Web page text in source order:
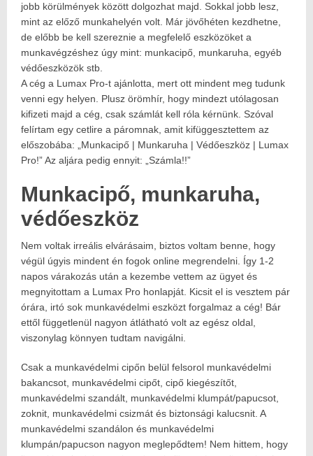
jobb körülmények között dolgozhat majd. Sokkal jobb lesz,
mint az előző munkahelyén volt. Már jövőhéten kezdhetne,
de előbb be kell szereznie a megfelelő eszközöket a
munkavégzéshez úgy mint: munkacipő, munkaruha, egyéb
védőeszközök stb.
A cég a Lumax Pro-t ajánlotta, mert ott mindent meg tudunk
venni egy helyen. Plusz örömhír, hogy mindezt utólagosan
kifizeti majd a cég, csak számlát kell róla kérnünk. Szóval
felírtam egy cetlire a páromnak, amit kifüggesztettem az
előszobába: „Munkacipő | Munkaruha | Védőeszköz | Lumax
Pro!” Az aljára pedig ennyit: „Számla!!”
Munkacipő, munkaruha,
védőeszköz
Nem voltak irreális elvárásaim, biztos voltam benne, hogy
végül úgyis mindent én fogok online megrendelni. Így 1-2
napos várakozás után a kezembe vettem az ügyet és
megnyitottam a Lumax Pro honlapját. Kicsit el is vesztem pár
órára, irtó sok munkavédelmi eszközt forgalmaz a cég! Bár
ettől függetlenül nagyon átlátható volt az egész oldal,
viszonylag könnyen tudtam navigálni.
Csak a munkavédelmi cipőn belül felsorol munkavédelmi
bakancsot, munkavédelmi cipőt, cipő kiegészítőt,
munkavédelmi szandált, munkavédelmi klumpát/papucsot,
zoknit, munkavédelmi csizmát és biztonsági kalucsnit. A
munkavédelmi szandálon és munkavédelmi
klumpán/papucson nagyon meglepődtem! Nem hittem, hogy